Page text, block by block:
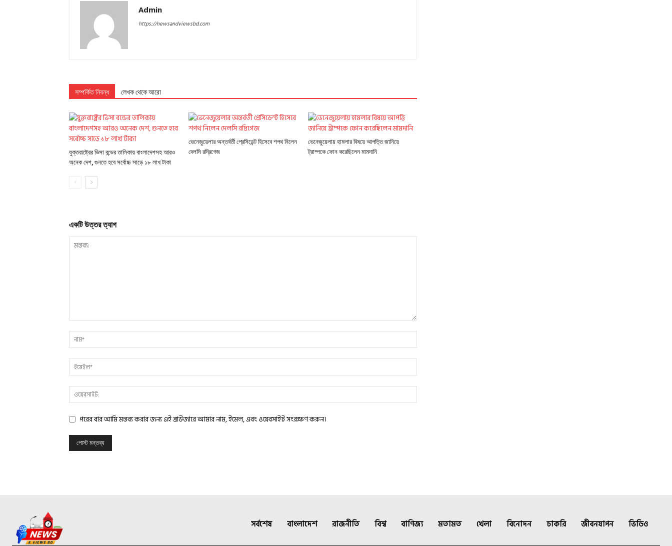
Admin
https://newsandviewsbd.com
সম্পর্কিত নিবন্ধ লেখক থেকে আরো
যুক্তরাষ্ট্রের ভিসা বন্ডের তালিকায় বাংলাদেশসহ আরও
অনেক দেশ, গুনতে হবে সর্বোচ্চ সাড়ে ১৮ লাখ টাকা
ভেনেজুয়েলার অন্তর্বর্তী প্রেসিডেন্ট হিসেবে শপথ নিলেন
দেলসি রদ্রিগেজ
ভেনেজুয়েলায় হামলার বিষয়ে আপত্তি জানিয়ে
ট্রাম্পকে ফোন করেছিলেন মামদানি
একটি উত্তর ত্যাগ
পরের বার আমি মন্তব্য করার জন্য এই ব্রাউজারে আমার নাম, ইমেল, এবং ওয়েবসাইট সংরক্ষণ করুন।
সর্বশেষ বাংলাদেশ রাজনীতি বিশ্ব বাণিজ্য মতামত খেলা বিনোদন চাকরি জীবনযাপন ভিডিও